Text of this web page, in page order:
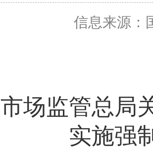
信息来源：
市场监管总局
实施强